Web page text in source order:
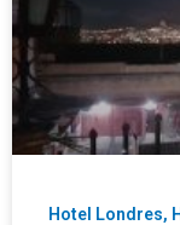
Hotel Londres,